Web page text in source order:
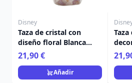
Disney
Taza de cristal con
diseño floral Blanca
Nieves - Disney Pastel
Princess
21,90 €
Añadir
floral
Disney